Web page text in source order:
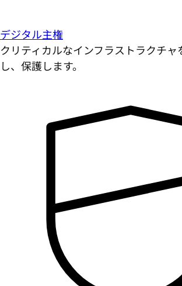
デジタル主権
クリティカルなインフラストラクチャ
し、保護します。